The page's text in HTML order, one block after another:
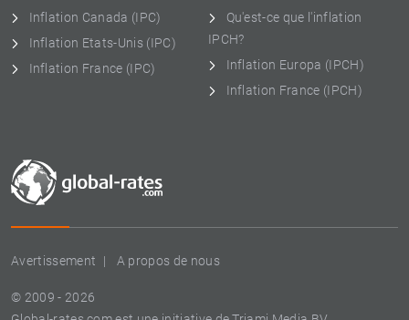
Avertissement A propos de nous
© 2009 - 2026
Inflation Canada (IPC)
Inflation Etats-Unis (IPC)
Inflation France (IPC)
Qu'est-ce que l'inflation
IPCH?
Inflation Europa (IPCH)
Inflation France (IPCH)